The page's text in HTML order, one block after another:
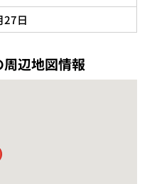
27日
辺地図情報